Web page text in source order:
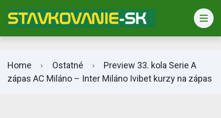
Home Ostatné
Preview 33. kola Serie A
zápas AC Miláno – Inter Miláno Ivibet kurzy na zápas
Bet365 info